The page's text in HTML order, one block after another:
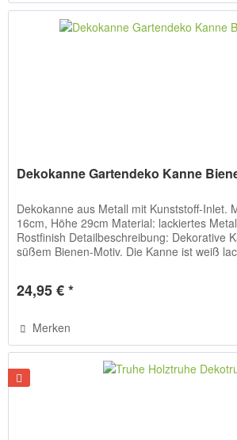
Dekokanne Gartendeko Kanne
Dekokanne aus Metall mit Kunststoff-Inlet.
16cm, Höhe 29cm Material: lackiertes
Rostfinish Detailbeschreibung: Dekorative
süßem Bienen-Motiv. Die Kanne ist weiß
24,95 € *
Merken